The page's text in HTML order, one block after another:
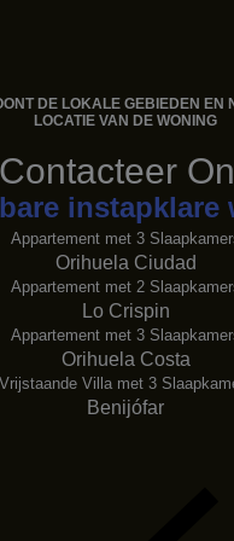
​​DE LOKALE GEBIEDEN EN
LOCATIE VAN DE WONING
Contacteer
instapklare
Appartement met 3
Orihuela Ciudad
Appartement met 2
Lo Crispin
Appartement met 3
Orihuela Costa
Vrijstaande Villa met 3
Benijófar